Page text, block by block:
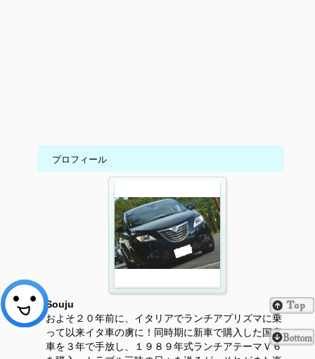
プロフィール
Souju
およそ２０年前に、イタリアでランチアプリズマに乗
って以来イタ車の虜に！同時期に新車で購入した国産
車を３年で手放し、１９８９年式ランチアテーマＶ６